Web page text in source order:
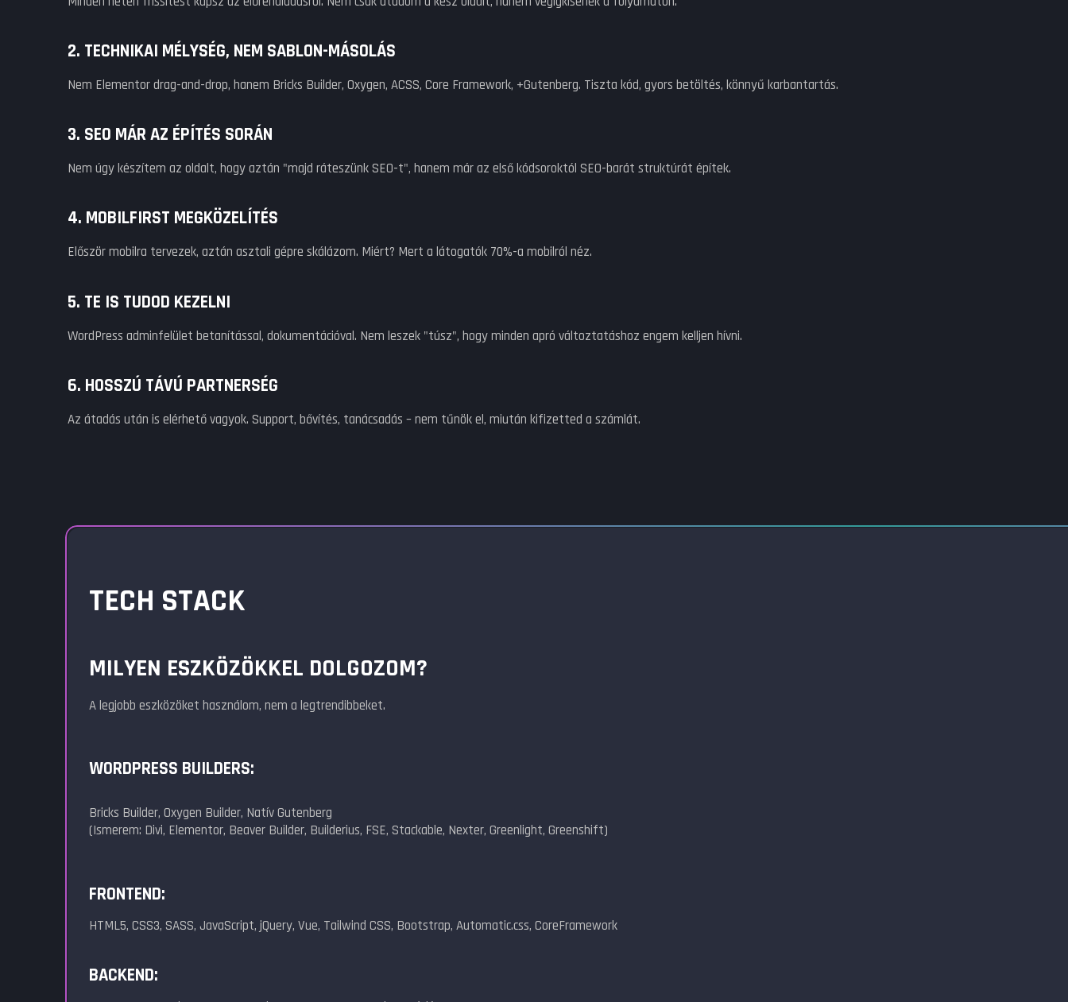
2. TECHNIKAI MÉLYSÉG, NEM SABLON-MÁSOLÁS
Nem Elementor drag-and-drop, hanem Bricks Builder, Oxygen, ACSS, Core Framework, +Gutenberg. Tiszta kód, gyors betöltés, könnyű karbantartás.
3. SEO MÁR AZ ÉPÍTÉS SORÁN
Nem úgy készítem az oldalt, hogy aztán "majd ráteszünk SEO-t", hanem már az első kódsoroktól SEO-barát struktúrát építek.
4. MOBILFIRST MEGKÖZELÍTÉS
Először mobilra tervezek, aztán asztali gépre skálázom. Miért? Mert a látogatók 70%-a mobilról néz.
5. TE IS TUDOD KEZELNI
WordPress adminfelület betanítással, dokumentációval. Nem leszek "túsz", hogy minden apró változtatáshoz engem kelljen hívni.
6. HOSSZÚ TÁVÚ PARTNERSÉG
Az átadás után is elérhető vagyok. Support, bővítés, tanácsadás – nem tűnök el, miután kifizetted a számlát.
TECH STACK
MILYEN ESZKÖZÖKKEL DOLGOZOM?
A legjobb eszközöket használom, nem a legtrendibbeket.
WORDPRESS BUILDERS:
Bricks Builder, Oxygen Builder, Natív Gutenberg
(Ismerem: Divi, Elementor, Beaver Builder, Builderius, FSE, Stackable, Nexter, Greenlight, Greenshift)
FRONTEND:
HTML5, CSS3, SASS, JavaScript, jQuery, Vue, Tailwind CSS, Bootstrap, Automatic.css, CoreFramework
BACKEND: